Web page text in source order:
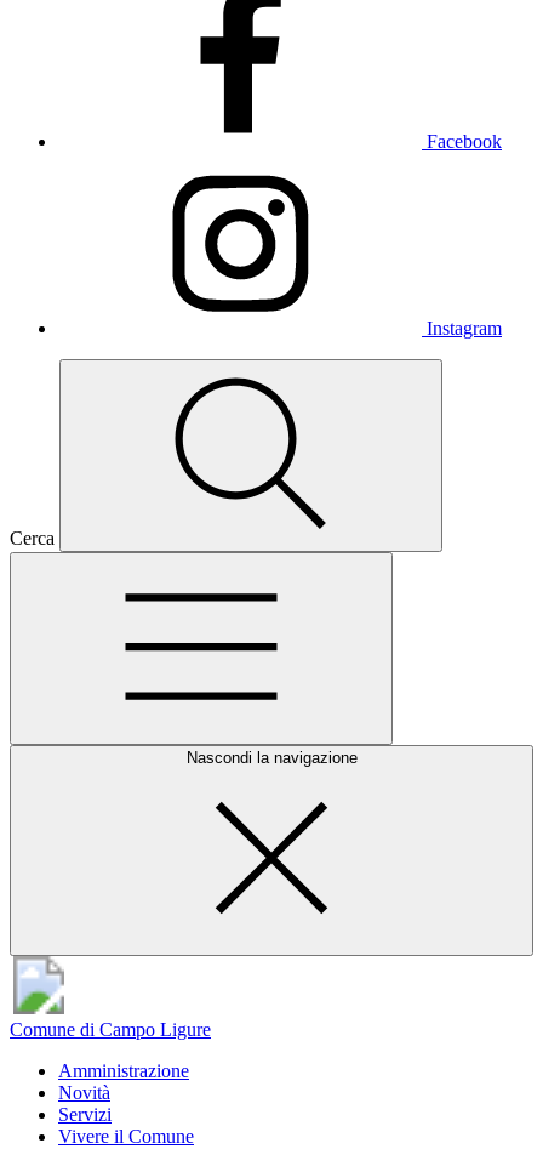
Facebook
Instagram
Cerca
Nascondi la navigazione
Comune di Campo Ligure
Amministrazione
Novità
Servizi
Vivere il Comune